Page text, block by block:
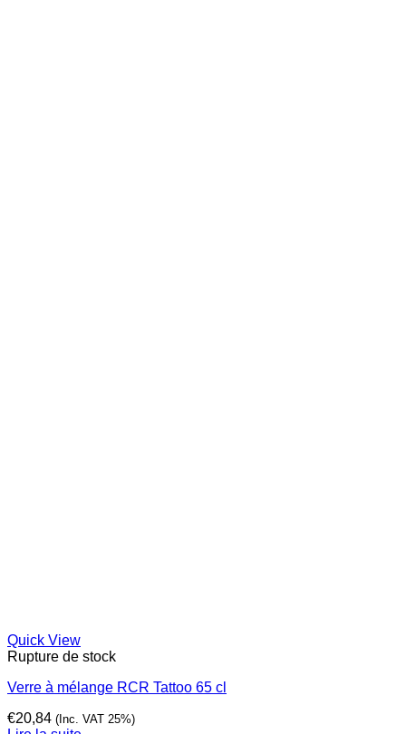
Quick View
Rupture de stock
Verre à mélange RCR Tattoo 65 cl
€20,84 (Inc. VAT 25%)